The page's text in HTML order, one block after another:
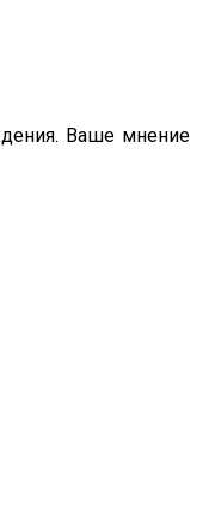
Ваше мнение